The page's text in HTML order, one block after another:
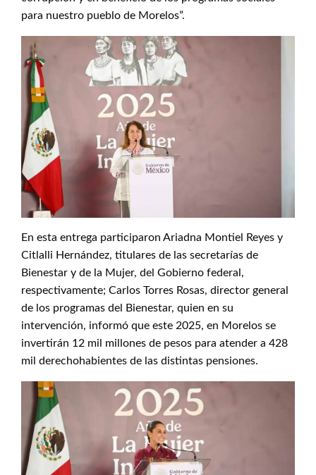
para nuestro pueblo de Morelos”.
En esta entrega participaron Ariadna Montiel Reyes y
Citlalli Hernández, titulares de las secretarías de
Bienestar y de la Mujer, del Gobierno federal,
respectivamente; Carlos Torres Rosas, director general
de los programas del Bienestar, quien en su
intervención, informó que este 2025, en Morelos se
invertirán 12 mil millones de pesos para atender a 428
mil derechohabientes de las distintas pensiones.